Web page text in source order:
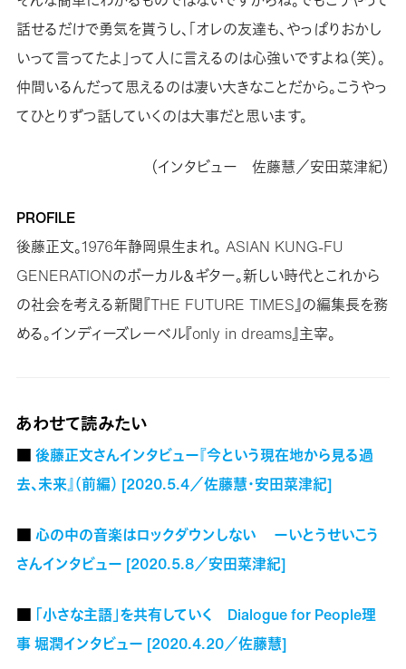
話せるだけで勇気を貰うし、「オレの友達も、やっぱりおかし
いって言ってたよ」って人に言えるのは心強いですよね（笑）。
仲間いるんだって思えるのは凄い大きなことだから。こうやっ
てひとりずつ話していくのは大事だと思います。
（インタビュー 佐藤慧／安田菜津紀）
PROFILE
後藤正文。1976年静岡県生まれ。 ASIAN KUNG-FU
GENERATIONのボーカル＆ギター。新しい時代とこれから
の社会を考える新聞『THE FUTURE TIMES』の編集長を務
める。インディーズレーベル『only in dreams』主宰。
あわせて読みたい
■ 後藤正文さんインタビュー『今という現在地から見る過
去、未来』（前編） [2020.5.4／佐藤慧・安田菜津紀]
■ 心の中の音楽はロックダウンしない ーいとうせいこう
さんインタビュー [2020.5.8／安田菜津紀]
■ 「小さな主語」を共有していく Dialogue for People理
事 堀潤インタビュー [2020.4.20／佐藤慧]